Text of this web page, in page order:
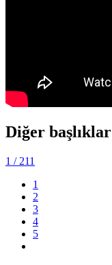
Diğer başlıklar
1 / 211
1
2
3
4
5